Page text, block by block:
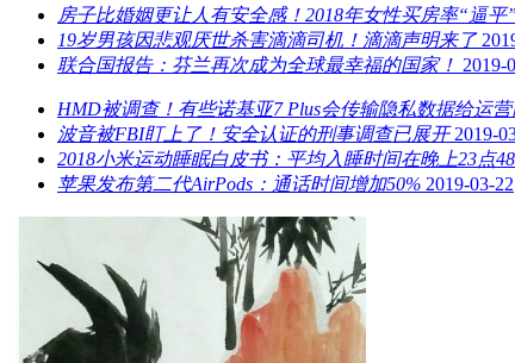
房子比婚姻更让人有安全感！2018年女性买房率“逼平
19岁男孩因悲观厌世杀害滴滴司机！滴滴声明来了
联合国报告：芬兰再次成为全球最幸福的国家！ 2019-
HMD被调查！有些诺基亚7 Plus会传输隐私数据给运营
波音被FBI盯上了！安全认证的刑事调查已展开 2019-
2018小米运动睡眠白皮书：平均入睡时间在晚上23点
苹果发布第二代AirPods：通话时间增加50% 2019-03-22